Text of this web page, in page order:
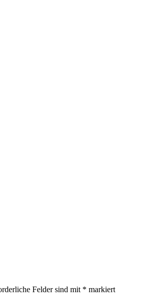
Felder sind mit * markiert